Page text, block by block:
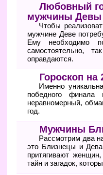
Любовный
мужчины Девы
Чтобы
мужчине Деве
Ему необходимо
самостоятельно,
оправдаются.
Гороскоп на
Именно
победного финала
неравномерный,
год.
Мужчины
Рассмотрим два
это Близнецы и
притягивают
тайн и загадок,